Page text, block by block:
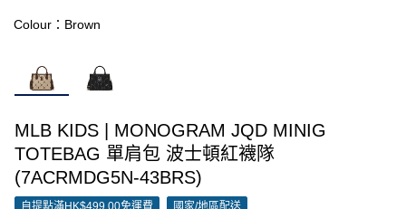
Colour：Brown
MLB KIDS | MONOGRAM JQD MINIG
TOTEBAG 單肩包 波士頓紅襪隊
(7ACRMDG5N-43BRS)
自提點滿HK$499.00免運費 國家/地區配送